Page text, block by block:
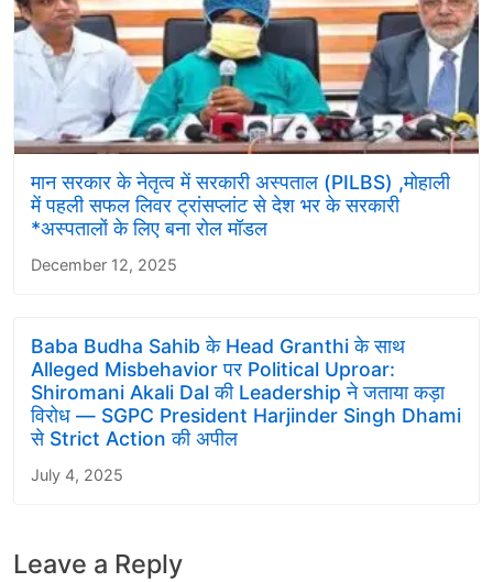
मान सरकार के नेतृत्व में सरकारी अस्पताल (PILBS) ,मोहाली
में पहली सफल लिवर ट्रांसप्लांट से देश भर के सरकारी
*अस्पतालों के लिए बना रोल मॉडल
December 12, 2025
Baba Budha Sahib के Head Granthi के साथ
Alleged Misbehavior पर Political Uproar:
Shiromani Akali Dal की Leadership ने जताया कड़ा
विरोध — SGPC President Harjinder Singh Dhami
से Strict Action की अपील
July 4, 2025
Leave a Reply